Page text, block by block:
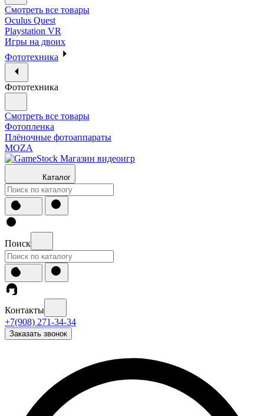
Смотреть все товары
Oculus Quest
Playstation VR
Игры на двоих
Фототехника
Фототехника
Смотреть все товары
Фотопленка
Плёночные фотоаппараты
MOZA
Каталог
Поиск
Контакты
+7(908) 271-34-34
Заказать звонок